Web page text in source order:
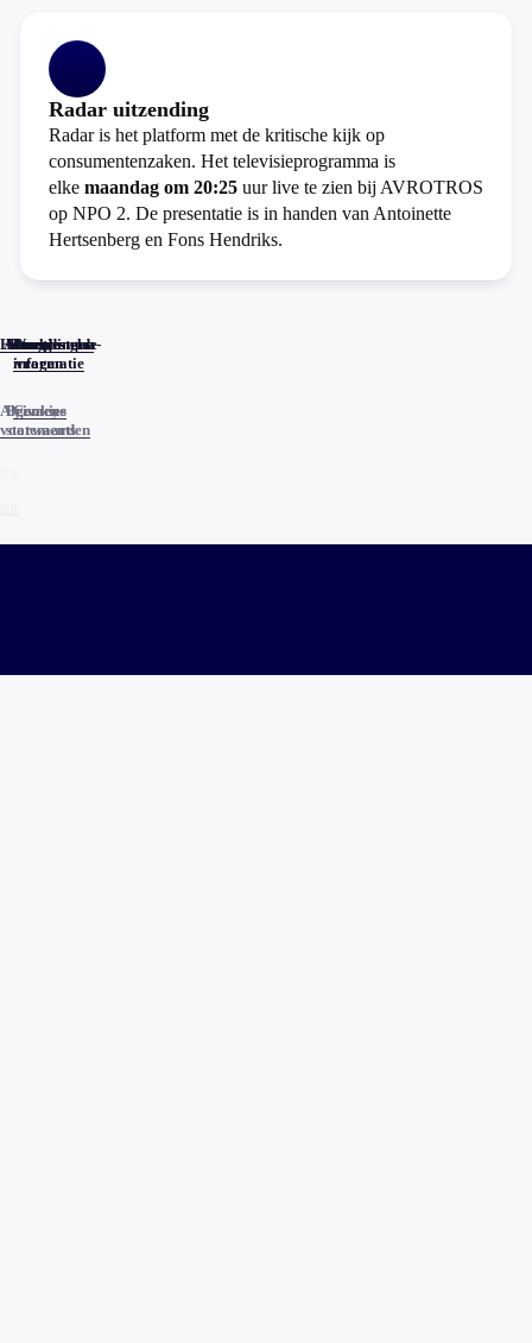
Radar uitzending
Radar is het platform met de kritische kijk op
consumentenzaken. Het televisieprogramma is
elke maandag om 20:25 uur live te zien bij AVROTROS
op NPO 2. De presentatie is in handen van Antoinette
Hertsenberg en Fons Hendriks.
Home
Actueel
Uitzendingen
Reacties
Programma-
informatie
Veelgestelde
vragen
Algemene
voorwaarden
Privacy
statements
Cookies